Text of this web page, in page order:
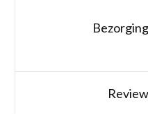
Bezorging
Review